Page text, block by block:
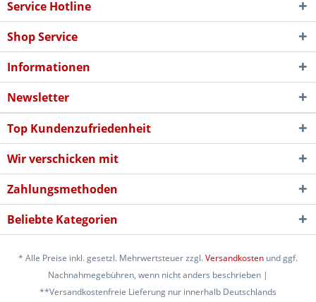
Service Hotline
Shop Service
Informationen
Newsletter
Top Kundenzufriedenheit
Wir verschicken mit
Zahlungsmethoden
Beliebte Kategorien
* Alle Preise inkl. gesetzl. Mehrwertsteuer zzgl.Versandkosten und ggf.
Nachnahmegebühren, wenn nicht anders beschrieben |
**Versandkostenfreie Lieferung nur innerhalb Deutschlands